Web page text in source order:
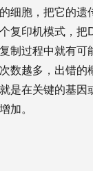
细胞，把它的遗
复印机模式，
制过程中就有可
数越多，出错的
是在关键的基因
加。